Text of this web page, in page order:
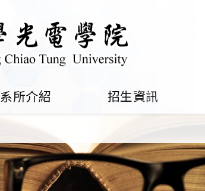
系所介紹 招生資訊